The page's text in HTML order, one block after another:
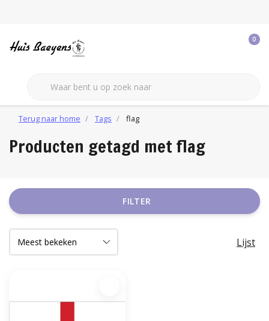
0
Terug naar home Tags flag
Producten getagd met flag
FILTER
Lijst